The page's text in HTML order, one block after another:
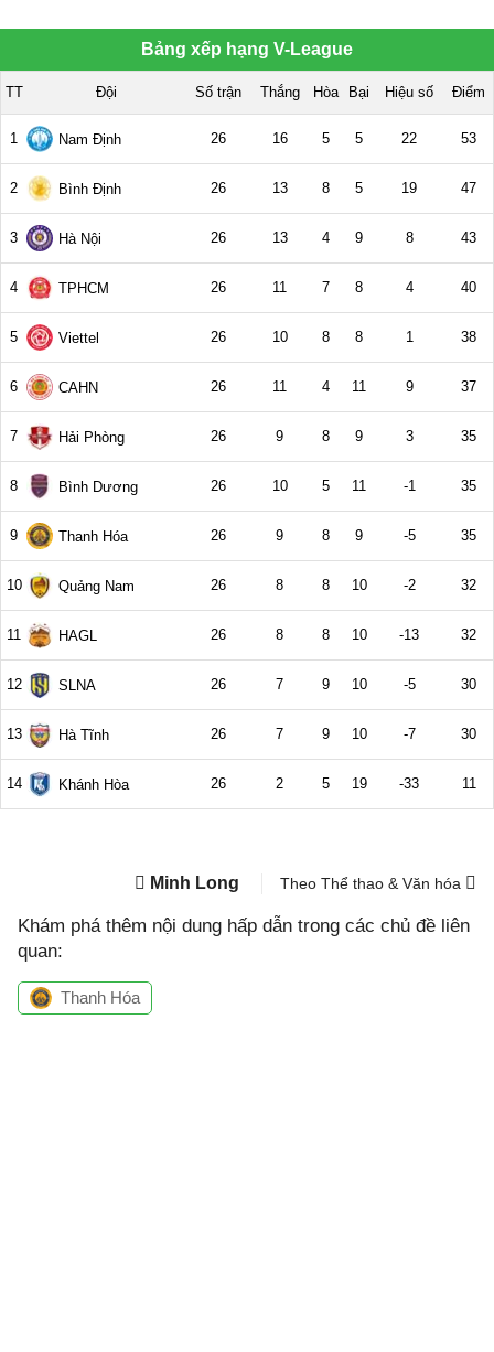
Minh Long Theo Thể thao & Văn hóa
Khám phá thêm nội dung hấp dẫn trong các chủ đề liên
quan:
Thanh Hóa